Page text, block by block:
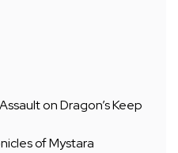
on Dragon’s Keep
of Mystara